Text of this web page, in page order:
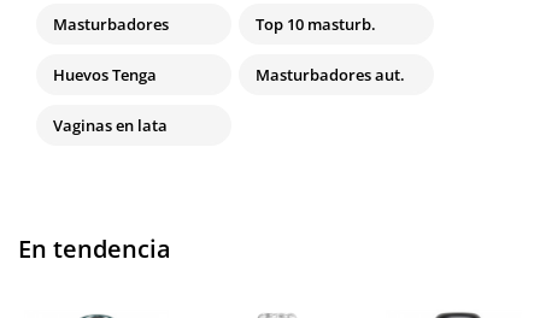
Masturbadores Top 10 masturb.
Huevos Tenga Masturbadores aut.
Vaginas en lata
En tendencia